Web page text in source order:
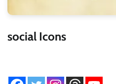
social Icons